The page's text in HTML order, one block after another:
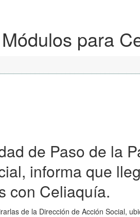
para
de Paso de la
informa que
con Celiaquía.
de la Dirección de Acción Social,